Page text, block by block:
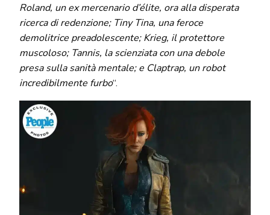
Roland, un ex mercenario d’élite, ora alla disperata
ricerca di redenzione; Tiny Tina, una feroce
demolitrice preadolescente; Krieg, il protettore
muscoloso; Tannis, la scienziata con una debole
presa sulla sanità mentale; e Claptrap, un robot
incredibilmente furbo“.